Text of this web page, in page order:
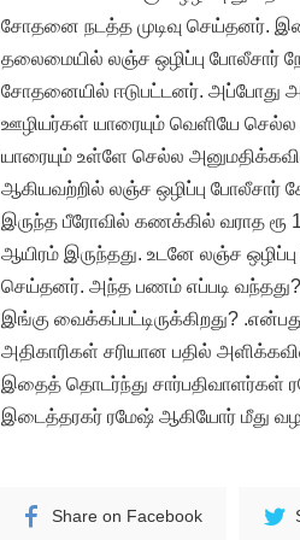
சோதனை நடத்த முடிவு செய்தனர்.
தலைமையில் லஞ்ச ஒழிப்பு போலீசார்
சோதனையில் ஈடுபட்டனர். அப்போது
ஊழியர்கள் யாரையும் வெளியே
யாரையும் உள்ளே செல்ல
ஆகியவற்றில் லஞ்ச ஒழிப்பு
இருந்த பீரோவில் கணக்கில் வராத ரூ
ஆயிரம் இருந்தது. உடனே லஞ்ச
செய்தனர். அந்த பணம் எப்படி
இங்கு வைக்கப்பட்டிருக்கிறது?
அதிகாரிகள் சரியான பதில்
இதைத் தொடர்ந்து சார்பதிவாளர்கள்
இடைத்தரகர் ரமேஷ் ஆகியோர் மீது
Share on Facebook